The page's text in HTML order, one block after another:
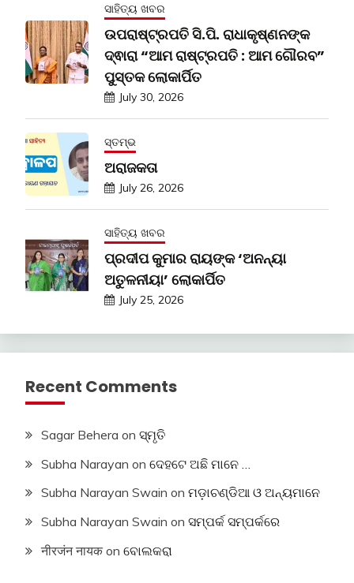
ସାହିତ୍ୟ ଖବର
ଉପରାଷ୍ଟ୍ରପତି ସି.ପି. ରାଧାକୃଷ୍ଣନଙ୍କ
ଦ୍ଵାରା “ଆମ ରାଷ୍ଟ୍ରପତି : ଆମ ଗୌରବ”
ପୁସ୍ତକ ଲୋକାର୍ପିତ
July 30, 2026
ସ୍ତମ୍ଭ
ଅରାଜକତା
July 26, 2026
ସାହିତ୍ୟ ଖବର
ପ୍ରଦୀପ କୁମାର ରାୟଙ୍କ ‘ଅନନ୍ୟା
ଅତୁଳନୀୟା’ ଲୋକାର୍ପିତ
July 25, 2026
Recent Comments
Sagar Behera on ସ୍ମୃତି
Subha Narayan on ଦେହଟେ ଅଛି ମାନେ …
Subha Narayan Swain on ମଡ଼ାଚଣ୍ଡିଆ ଓ ଅନ୍ୟମାନେ
Subha Narayan Swain on ସମ୍ପର୍କ ସମ୍ପର୍କରେ
नीरजंन नायक on ବୋଲକରା